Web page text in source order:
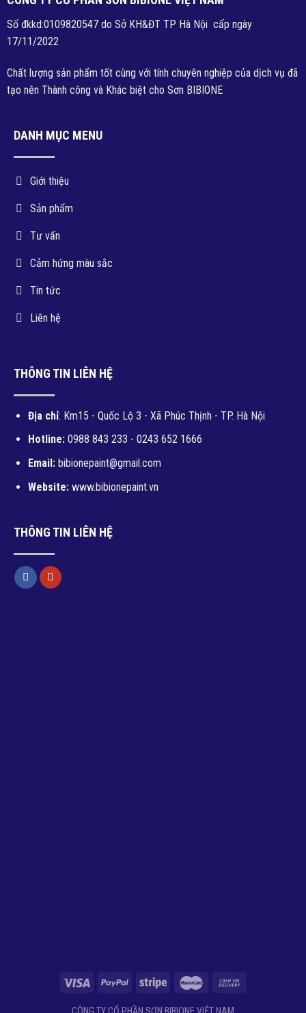
Số đkkd:0109820547 do Sở KH&ĐT TP Hà Nội cấp ngày
17/11/2022
Chất lượng sản phẩm tốt cùng với tính chuyên nghiệp của dịch vụ đã
tạo nên Thành công và Khác biệt cho Sơn BIBIONE
DANH MỤC MENU
Giới thiệu
Sản phẩm
Tư vấn
Cảm hứng màu sắc
Tin tức
Liên hệ
THÔNG TIN LIÊN HỆ
Địa chỉ: Km15 - Quốc Lộ 3 - Xã Phúc Thịnh - TP. Hà Nội
Hotline: 0988 843 233 - 0243 652 1666
Email:bibionepaint@gmail.com
Website:www.bibionepaint.vn
THÔNG TIN LIÊN HỆ